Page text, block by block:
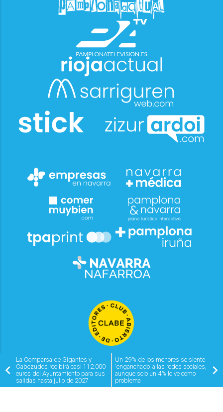
La Comparsa de Gigantes y
Cabezudos recibirá casi 112.000
euros del Ayuntamiento para sus
salidas hasta julio de 2027
Un 29% de los menores se siente
'enganchado' a las redes sociales,
aunque solo un 4% lo ve como
problema